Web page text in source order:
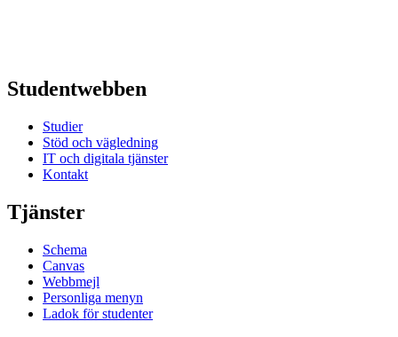
Studentwebben
Studier
Stöd och vägledning
IT och digitala tjänster
Kontakt
Tjänster
Schema
Canvas
Webbmejl
Personliga menyn
Ladok för studenter